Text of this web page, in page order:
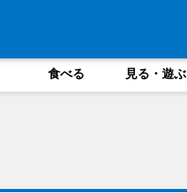
食べる 見る・遊ぶ